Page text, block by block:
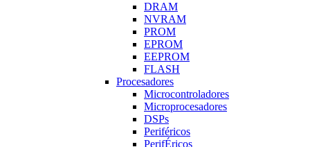
DRAM
NVRAM
PROM
EPROM
EEPROM
FLASH
Procesadores
Microcontroladores
Microprocesadores
DSPs
Periféricos
PerifÉricos